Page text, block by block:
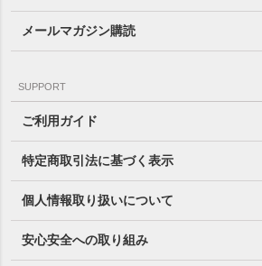
メールマガジン購読
SUPPORT
ご利用ガイド
特定商取引法に基づく表示
個人情報取り扱いについて
安心安全への取り組み